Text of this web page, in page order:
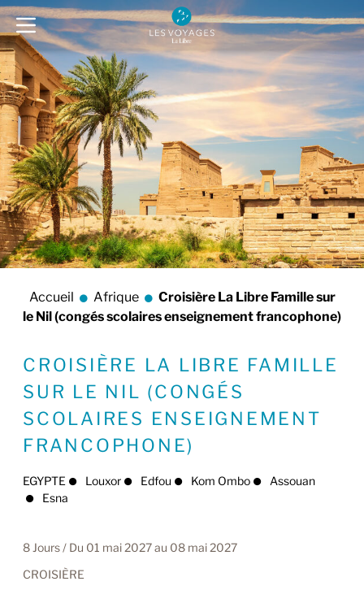
Accueil Afrique
Croisière La Libre Famille sur
le Nil (congés scolaires enseignement francophone)
CROISIÈRE LA LIBRE FAMILLE
SUR LE NIL (CONGÉS
SCOLAIRES ENSEIGNEMENT
FRANCOPHONE)
EGYPTE Louxor Edfou Kom Ombo
Assouan
Esna
8 Jours / Du 01 mai 2027 au 08 mai 2027
CROISIÈRE